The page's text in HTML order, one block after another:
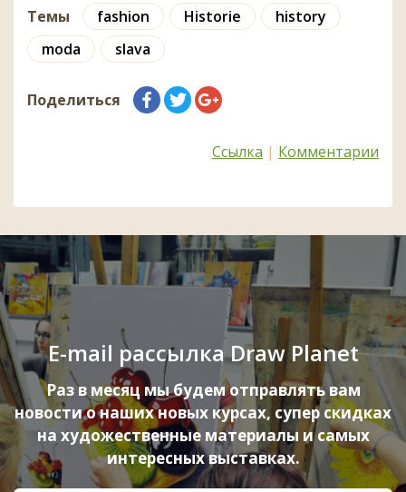
Темы fashion Historie
history
moda
slava
Поделиться
Ссылка | Комментарии
E-mail рассылка Draw Planet
Раз в месяц мы будем отправлять вам
новости о наших новых курсах, супер скидках
на художественные материалы и самых
интересных выставках.